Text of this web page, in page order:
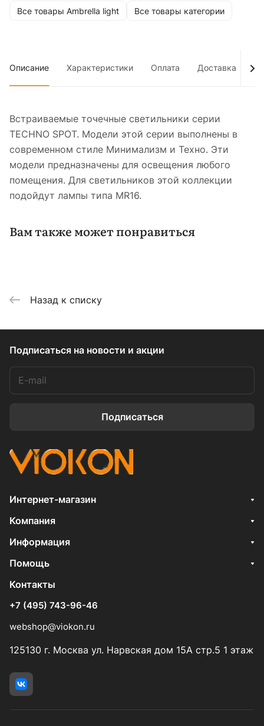
Все товары Ambrella light Все товары категории
Описание Характеристики Оплата Доставка
Встраиваемые точечные светильники серии
TECHNO SPOT. Модели этой серии выполнены в
современном стиле Минимализм и Техно. Эти
модели предназначены для освещения любого
помещения. Для светильников этой коллекции
подойдут лампы типа MR16.
Вам также может понравиться
Назад к списку
Подписаться на новости и акции
Подписаться
Интернет-магазин
Компания
Информация
Помощь
Контакты
+7 (495) 743-96-46
webshop@viokon.ru
125130 г. Москва ул. Нарвская дом 15А стр.5 1 этаж